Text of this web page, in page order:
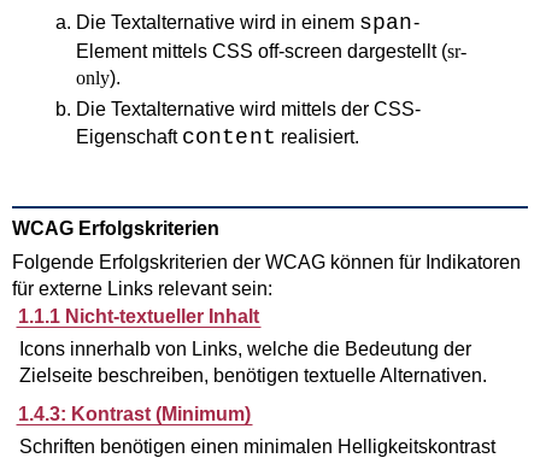
Die Textalternative wird in einem span-
Element mittels CSS off-screen dargestellt (sr-
only).
Die Textalternative wird mittels der CSS-
Eigenschaft content realisiert.
WCAG Erfolgskriterien
Folgende Erfolgskriterien der WCAG können für Indikatoren
für externe Links relevant sein:
1.1.1 Nicht-textueller Inhalt
Icons innerhalb von Links, welche die Bedeutung der
Zielseite beschreiben, benötigen textuelle Alternativen.
1.4.3: Kontrast (Minimum)
Schriften benötigen einen minimalen Helligkeitskontrast